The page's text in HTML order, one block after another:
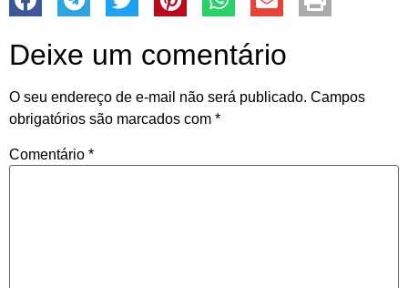
Deixe um comentário
O seu endereço de e-mail não será publicado. Campos
obrigatórios são marcados com *
Comentário *